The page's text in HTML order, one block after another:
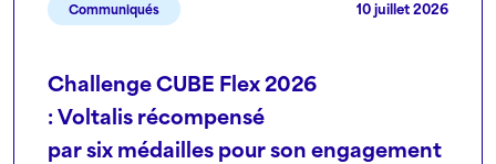
Communiqués 10 juillet 2026
Challenge CUBE Flex 2026
: Voltalis récompensé
par six médailles pour son engagement